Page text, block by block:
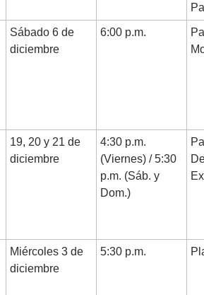
Sábado 6 de
diciembre
6:00 p.m.
19, 20 y 21 de
diciembre
4:30 p.m.
(Viernes) / 5:30
p.m. (Sáb. y
Dom.)
Miércoles 3 de
diciembre
5:30 p.m.